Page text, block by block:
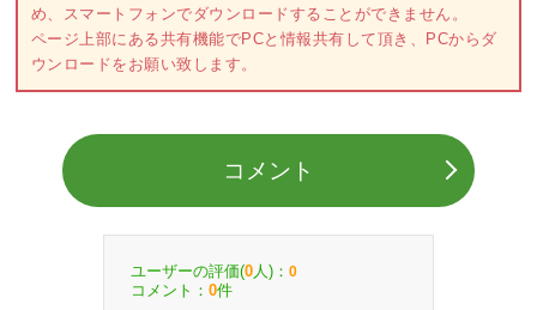
め、スマートフォンでダウンロードすることができません。
ページ上部にある共有機能でPCと情報共有して頂き、PCからダ
ウンロードをお願い致します。
コメント
ユーザーの評価(0 人)： 0
コメント： 0件